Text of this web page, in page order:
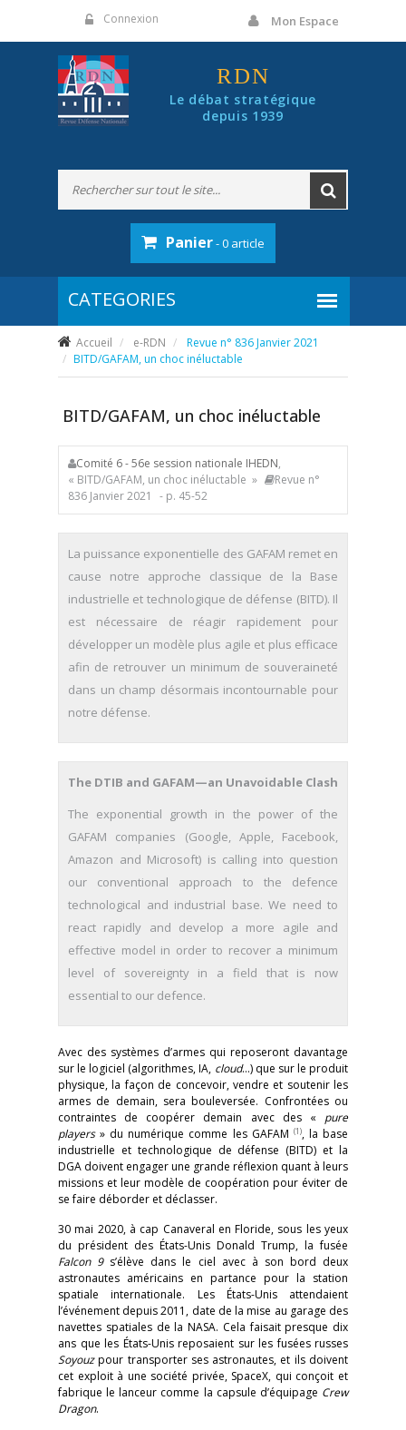
Connexion Mon Espace
RDN
Le débat stratégique
depuis 1939
Panier- 0 article
Accueil e-RDN
Revue n° 836 Janvier 2021
BITD/GAFAM, un choc inéluctable
BITD/GAFAM, un choc inéluctable
Comité 6 - 56e session nationale IHEDN,
« BITD/GAFAM, un choc inéluctable »
Revue n°
836 Janvier 2021
- p. 45-52
La puissance exponentielle des GAFAM remet en
cause notre approche classique de la Base
industrielle et technologique de défense (BITD). Il
est nécessaire de réagir rapidement pour
développer un modèle plus agile et plus efficace
afin de retrouver un minimum de souveraineté
dans un champ désormais incontournable pour
notre défense.
The DTIB and GAFAM—an Unavoidable Clash
The exponential growth in the power of the
GAFAM companies (Google, Apple, Facebook,
Amazon and Microsoft) is calling into question
our conventional approach to the defence
technological and industrial base. We need to
react rapidly and develop a more agile and
effective model in order to recover a minimum
level of sovereignty in a field that is now
essential to our defence.
Avec des systèmes d’armes qui reposeront davantage
sur le logiciel (algorithmes, IA, cloud…) que sur le produit
physique, la façon de concevoir, vendre et soutenir les
armes de demain, sera bouleversée. Confrontées ou
contraintes de coopérer demain avec des « pure
players» du numérique comme les GAFAM (1), la base
industrielle et technologique de défense (BITD) et la
DGA doivent engager une grande réflexion quant à leurs
missions et leur modèle de coopération pour éviter de
se faire déborder et déclasser.
30 mai 2020, à cap Canaveral en Floride, sous les yeux
du président des États-Unis Donald Trump, la fusée
Falcon 9s’élève dans le ciel avec à son bord deux
astronautes américains en partance pour la station
spatiale internationale. Les États-Unis attendaient
l’événement depuis 2011, date de la mise au garage des
navettes spatiales de la NASA. Cela faisait presque dix
ans que les États-Unis reposaient sur les fusées russes
Soyouzpour transporter ses astronautes, et ils doivent
cet exploit à une société privée, SpaceX, qui conçoit et
fabrique le lanceur comme la capsule d’équipage Crew
Dragon.